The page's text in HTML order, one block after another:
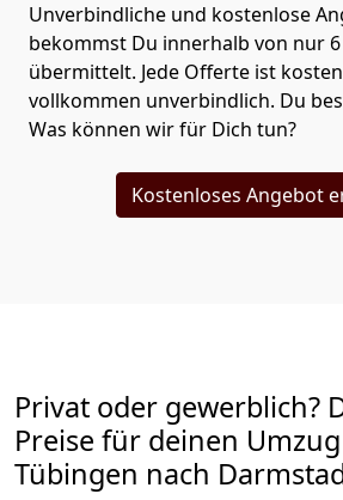
Unverbindliche und kostenlose
bekommst Du innerhalb von nur 6
übermittelt. Jede Offerte ist
vollkommen unverbindlich. Du
Was können wir für Dich tun?
Kostenloses Angebot
Privat oder gewerblich?
Preise für deinen
Tübingen nach